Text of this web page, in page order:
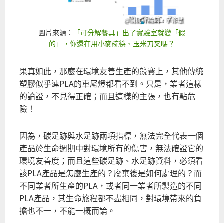
@關鍵評論網，李修慧
圖片來源：
「可分解餐具」出了實驗室就變「假
的」，你還在用小麥碗筷、玉米刀叉嗎？
果真如此，那麼在環境友善生產的競賽上，其他傳統
塑膠似乎連PLA的車尾燈都看不到。只是，業者這樣
的論證，不見得正確；而且這樣的主張，也有點危
險！
因為，碳足跡與水足跡兩項指標，無法完全代表一個
產品於生命週期中對環境所有的傷害，無法確證它的
環境友善度；而且這些碳足跡、水足跡資料，必須看
該PLA產品是怎麼生產的？廢棄後是如何處理的？而
不同業者所生產的PLA，或者同一業者所製造的不同
PLA產品，其生命旅程都不盡相同，對環境帶來的負
擔也不一，不能一概而論。